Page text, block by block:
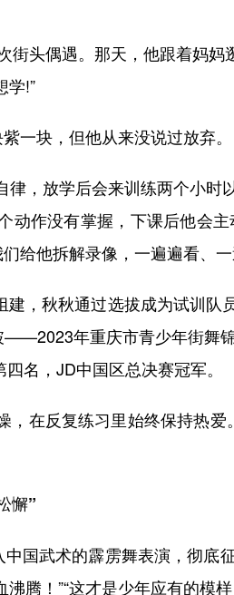
头偶遇。那天，他跟着妈妈
学!”
块，但他从来没说过放弃。
，放学后会来训练两个小时
动作没有掌握，下课后他会
给他拆解录像，一遍遍看、
，秋秋通过选拔成为试训队
年重庆市青少年街舞
名，JD中国区总决赛冠军。
在反复练习里始终保持热爱
懈”
武术的霹雳舞表演，彻底
腾！”“这才是少年应有的模样